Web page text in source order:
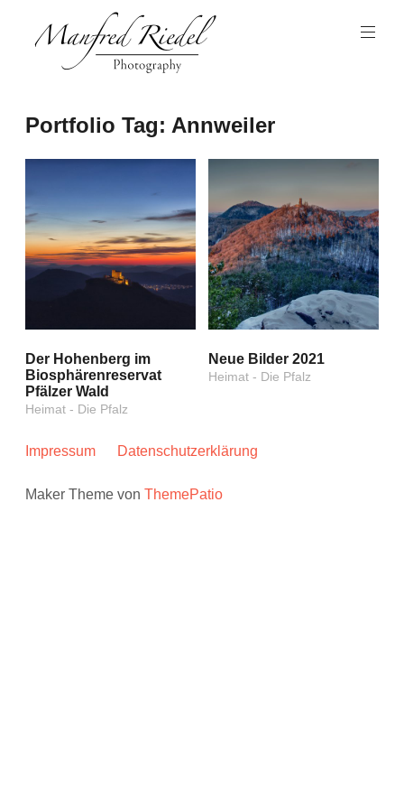
Inhalt
Manfred
Riedel
Portfolio Tag: Annweiler
Der Hohenberg im
Biosphärenreservat
Pfälzer Wald
Heimat - Die Pfalz
Neue Bilder 2021
Heimat - Die Pfalz
Impressum Datenschutzerklärung
Maker Theme vonThemePatio